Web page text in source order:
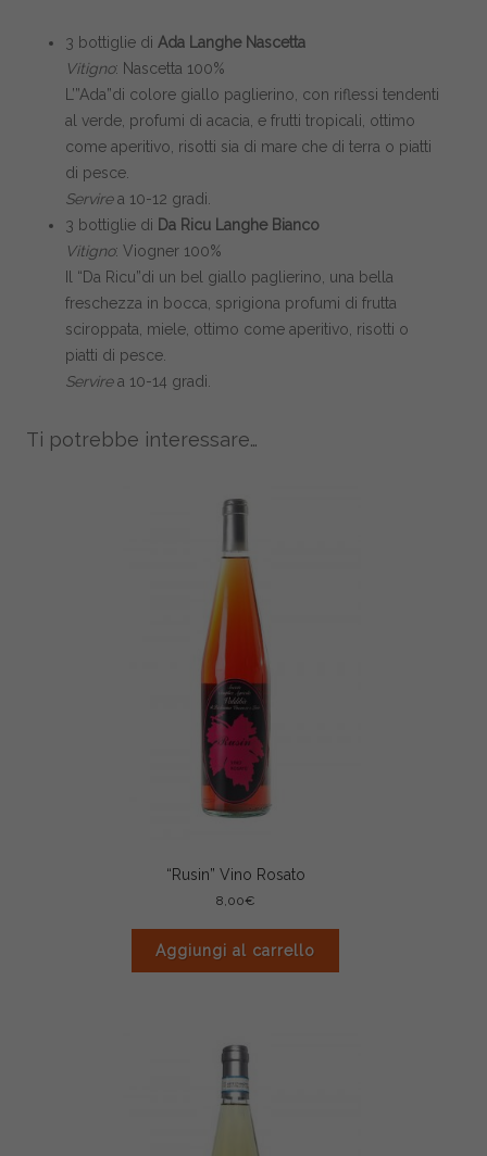
3 bottiglie di Ada Langhe Nascetta
Vitigno: Nascetta 100%
L’”Ada”di colore giallo paglierino, con riflessi tendenti
al verde, profumi di acacia, e frutti tropicali, ottimo
come aperitivo, risotti sia di mare che di terra o piatti
di pesce.
Servirea 10-12 gradi.
3 bottiglie di Da Ricu Langhe Bianco
Vitigno: Viogner 100%
Il “Da Ricu”di un bel giallo paglierino, una bella
freschezza in bocca, sprigiona profumi di frutta
sciroppata, miele, ottimo come aperitivo, risotti o
piatti di pesce.
Servirea 10-14 gradi.
Ti potrebbe interessare…
“Rusin” Vino Rosato
8,00€
Aggiungi al carrello